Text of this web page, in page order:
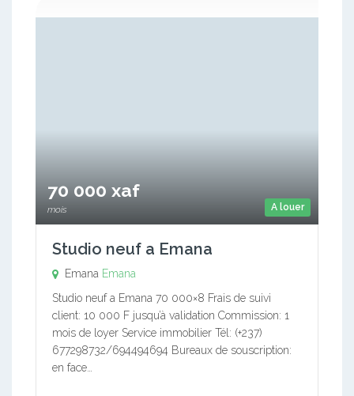
A louer
70 000 xaf
mois
Studio neuf a Emana
Emana Emana
Studio neuf a Emana 70 000×8 Frais de suivi
client: 10 000 F jusqu’à validation Commission: 1
mois de loyer Service immobilier Tél: (+237)
677298732/694494694 Bureaux de souscription:
en face…